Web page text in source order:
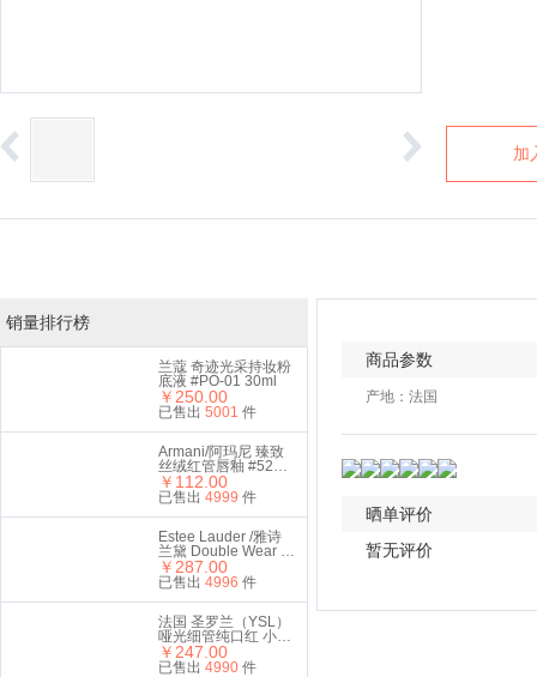
加
销量排行榜
兰蔻 奇迹光采持妆粉
底液 #PO-01 30ml
￥250.00
已售出 5001 件
Armani/阿玛尼 臻致
丝绒红管唇釉 #524
6.5ml 礼盒套装
￥112.00
已售出 4999 件
Estee Lauder /雅诗
兰黛 Double Wear 持
妆无瑕气垫粉霜 1W1
Bone 12g（带替换
装）
￥287.00
已售出 4996 件
法国 圣罗兰（YSL）
哑光细管纯口红 小金
条2.2g #416番茄红
￥247.00
已售出 4990件
商品参数
产地：法国
晒单评价
暂无评价